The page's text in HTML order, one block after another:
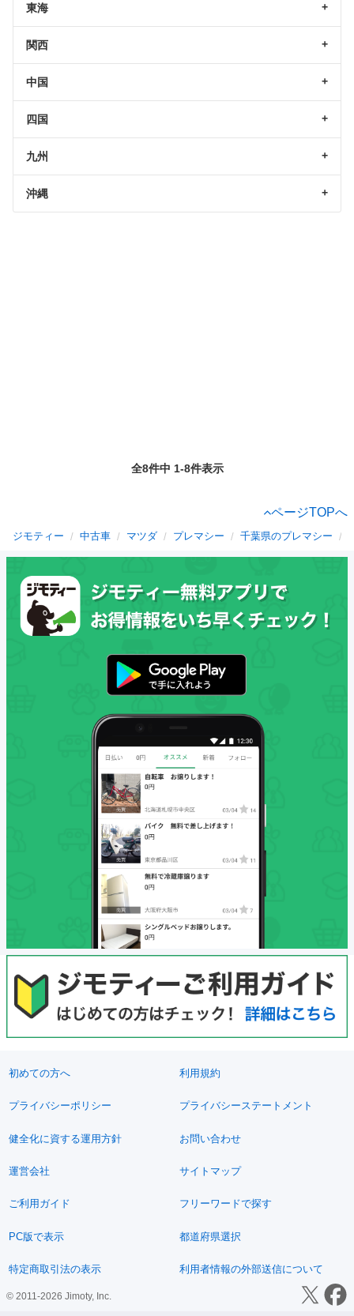
東海
関西
中国
四国
九州
沖縄
全8件中 1-8件表示
ページTOPへ
ジモティー 中古車 マツダ プレマシー 千葉県のプレマシー
初めての方へ 利用規約
プライバシーポリシー プライバシーステートメント
健全化に資する運用方針 お問い合わせ
運営会社 サイトマップ
ご利用ガイド フリーワードで探す
PC版で表示 都道府県選択
特定商取引法の表示 利用者情報の外部送信について
© 2011-2026 Jimoty, Inc.